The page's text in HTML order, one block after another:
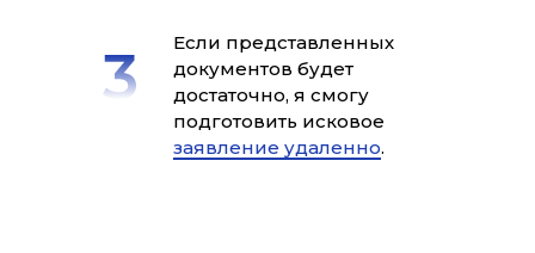
Если представленных
документов будет
достаточно, я смогу
подготовить исковое
заявление удаленно.